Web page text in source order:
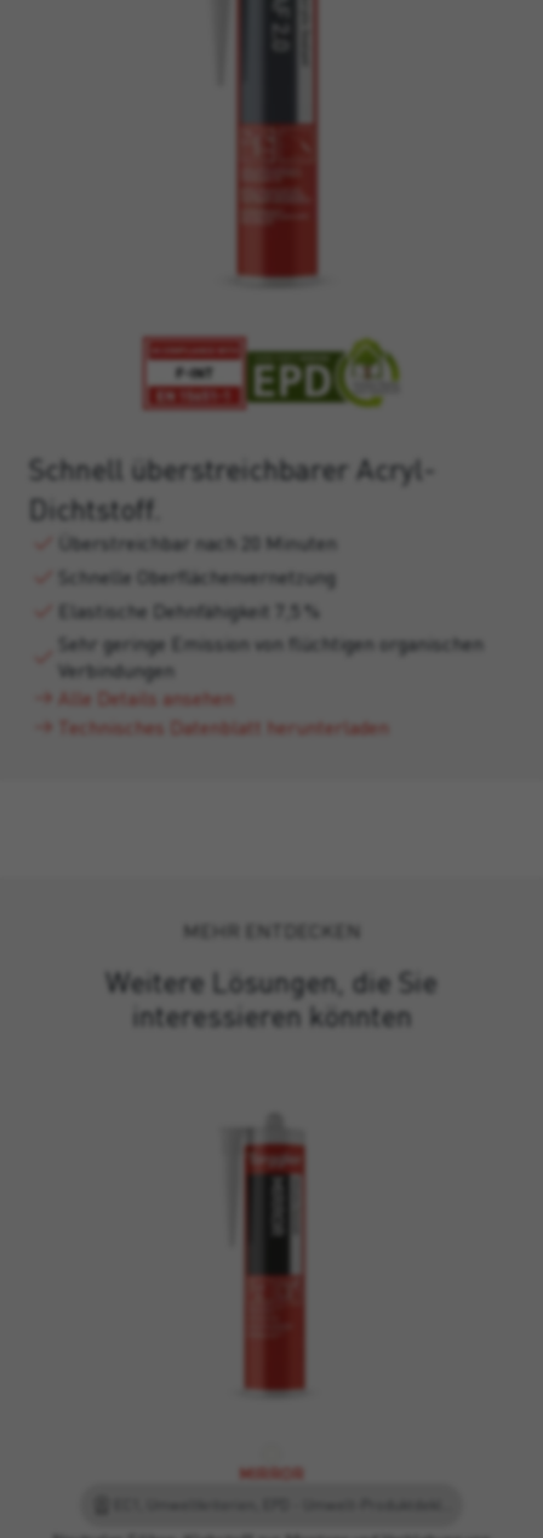
Schnell überstreichbarer Acryl-
Dichtstoff.
Überstreichbar nach 20 Minuten
Schnelle Oberflächenvernetzung
Elastische Dehnfähigkeit 7,5 %
Sehr geringe Emission von flüchtigen organischen
Verbindungen
Alle Details ansehen
Technisches Datenblatt herunterladen
MEHR ENTDECKEN
Weitere Lösungen, die Sie
interessieren könnten
MIRROR